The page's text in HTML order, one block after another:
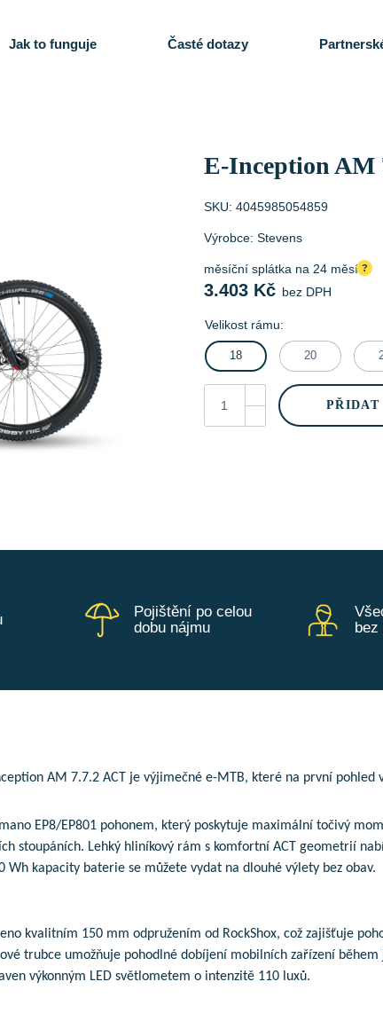
Jak to funguje Časté dotazy
E-Inception AM
SKU: 4045985054859
Výrobce: Stevens
?
měsíční splátka na 24 měsíců
3.403 Kč bez DPH
Velikost rámu:
18 20
E-
Inception
Pojištění po celou
dobu nájmu
bez
AM 7.7.2 ACT je výjimečné e-MTB, které na první
EP8/EP801 pohonem, který poskytuje maximální točivý
stoupáních. Lehký hliníkový rám s komfortní ACT geometrií
Wh kapacity baterie se můžete vydat na dlouhé výlety bez obav.
kvalitním 150 mm odpružením od RockShox, což zajišťuje
trubce umožňuje pohodlné dobíjení mobilních zařízení
výkonným LED světlometem o intenzitě 110 luxů.